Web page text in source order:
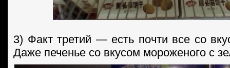
3) Факт третий — есть почти все со
Даже печенье со вкусом мороженого с